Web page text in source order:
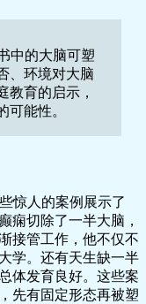
中的大脑可塑
、环境对大脑
教育的启示，
可能性。
惊人的案例展示了
痫切除了一半大脑，
接管工作，他不仅不
学。还有天生缺一半
体发育良好。这些案
先有固定形态再被塑